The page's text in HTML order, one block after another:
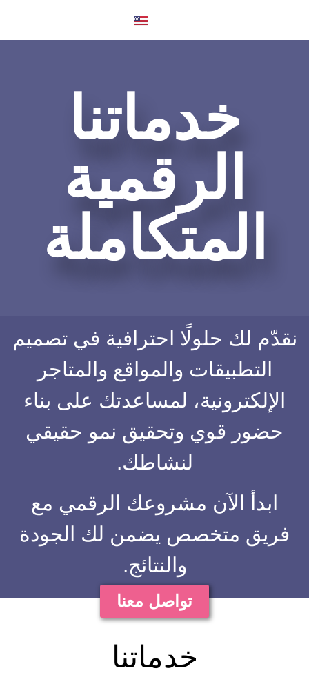
English
خدماتنا
الرقمية
المتكاملة
لك حلولًا احترافية في تصميم
التطبيقات والمواقع والمتاجر
الإلكترونية، لمساعدتك على بناء
حضور قوي وتحقيق نمو حقيقي
لنشاطك.
ابدأ الآن مشروعك الرقمي مع
فريق متخصص يضمن لك الجودة
والنتائج.
تواصل معنا
خدماتنا